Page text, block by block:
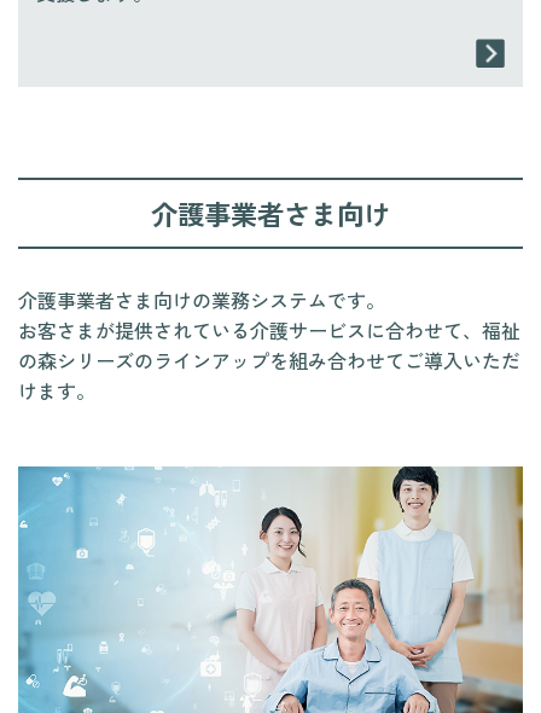
介護事業者さま向け
介護事業者さま向けの業務システムです。
お客さまが提供されている介護サービスに合わせて、福祉
の森シリーズのラインアップを組み合わせてご導入いただ
けます。